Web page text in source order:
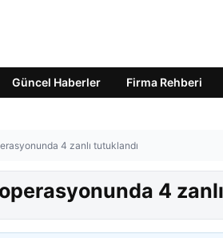
Güncel Haberler Firma Rehberi
4 zanlı tutuklandı
4